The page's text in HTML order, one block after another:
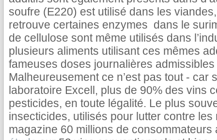
soufre (E220) est utilisé dans les
retrouve certaines enzymes dans le
de cellulose sont même utilisés dans
plusieurs aliments utilisant ces mêmes
fameuses doses journalières admissibles
Malheureusement ce n’est pas tout - car
laboratoire Excell, plus de 90% des vins
pesticides, en toute légalité. Le plus
insecticides, utilisés pour lutter contre
magazine 60 millions de